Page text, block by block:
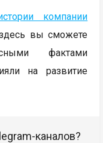
компании
здесь вы сможете
фактами
на развитие
каналов?